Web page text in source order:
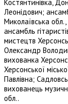
Костянтинівка,
Леонідович;
Миколаївська обл.,
ансамбль
мистецтв
Олександр
вихованка
Херсонської
Павлівна;
вихованець
обл..